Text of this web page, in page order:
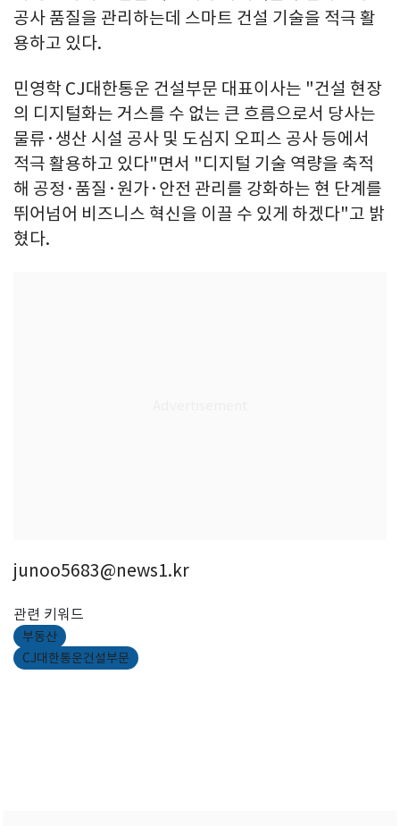
공사 품질을 관리하는데 스마트 건설 기술을 적극 활
용하고 있다.
민영학 CJ대한통운 건설부문 대표이사는 "건설 현장
의 디지털화는 거스를 수 없는 큰 흐름으로서 당사는
물류·생산 시설 공사 및 도심지 오피스 공사 등에서
적극 활용하고 있다"면서 "디지털 기술 역량을 축적
해 공정·품질·원가·안전 관리를 강화하는 현 단계를
뛰어넘어 비즈니스 혁신을 이끌 수 있게 하겠다"고 밝
혔다.
junoo5683@news1.kr
관련 키워드
부동산
CJ대한통운건설부문